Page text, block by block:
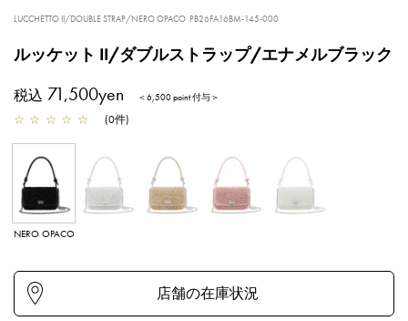
LUCCHETTO II/DOUBLE STRAP/NERO OPACO PB26FA16BM-145-000
ルッケット II/ダブルストラップ/エナメルブラック
税込 71,500yen ＜6,500 point 付与＞
☆ ☆ ☆ ☆ ☆ (0件)
NERO OPACO